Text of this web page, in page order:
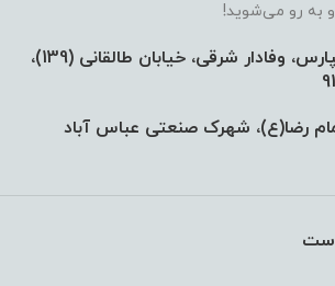
به رو می‌شوید!
فروشگاه مرکزی: تهرانپارس، وفادار شرقی، خیابان طالقانی (139)،‌
امام رضا(ع)، شهرک صنعتی عباس آباد